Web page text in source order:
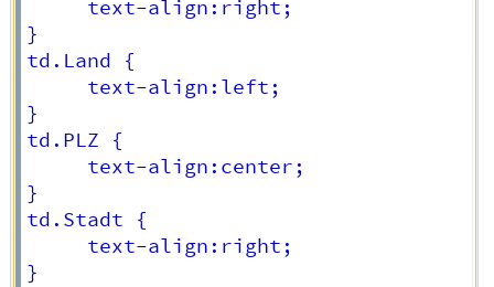
     text-align:right;
}
td.Land {
     text-align:left;
}
td.PLZ {
     text-align:center;
}
td.Stadt {
     text-align:right;
}